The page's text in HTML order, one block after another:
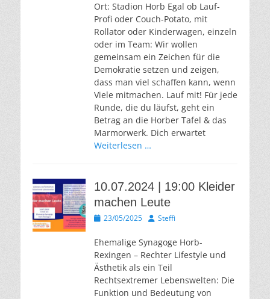
Ort: Stadion Horb Egal ob Lauf-
Profi oder Couch-Potato, mit
Rollator oder Kinderwagen, einzeln
oder im Team: Wir wollen
gemeinsam ein Zeichen für die
Demokratie setzen und zeigen,
dass man viel schaffen kann, wenn
Viele mitmachen. Lauf mit! Für jede
Runde, die du läufst, geht ein
Betrag an die Horber Tafel & das
Marmorwerk. Dich erwartet
Weiterlesen …
10.07.2024 | 19:00 Kleider
machen Leute
Veröffentlicht
23/05/2025 AutorSteffi
Ehemalige Synagoge Horb-
Rexingen – Rechter Lifestyle und
Ästhetik als ein Teil
Rechtsextremer Lebenswelten: Die
Funktion und Bedeutung von